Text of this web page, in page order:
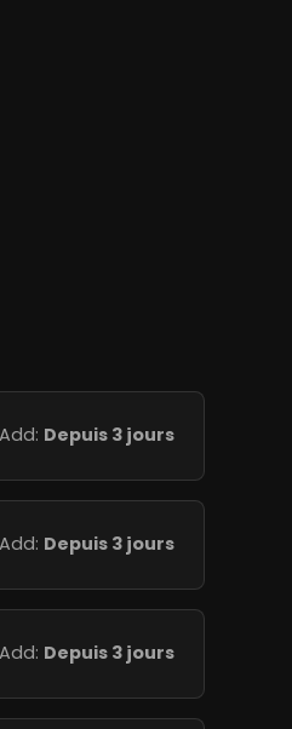
Add: Depuis 3 jours
Add: Depuis 3 jours
Add: Depuis 3 jours